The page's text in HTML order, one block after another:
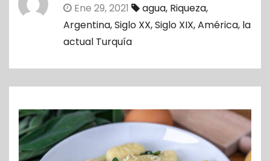
Ene 29, 2021 agua, Riqueza,
Argentina,Siglo XX,Siglo XIX,América, la
actual Turquía